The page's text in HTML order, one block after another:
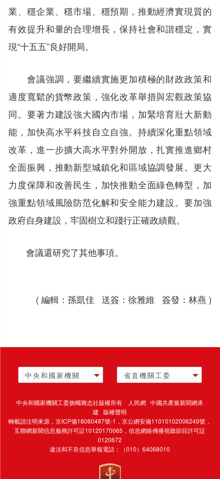
業、穩企業、穩市場、穩預期，推動經濟實現質的
有效提升和量的合理增長，保持社會和諧穩定，實
現“十五五”良好開局。
會議強調，要繼續實施更加積極的財政政策和
適度寬鬆的貨幣政策，強化改革舉措與宏觀政策協
同。要著力建設強大國內市場，加緊培育壯大新動
能，加快高水平科技自立自強。持續深化重點領域
改革，進一步擴大高水平對外開放，扎實推進鄉村
全面振興，推動新型城鎮化和區域協調發展。更大
力度保障和改善民生，加快推動全面綠色轉型，加
強重點領域風險防范化解和安全能力建設。要加強
政府自身建設，牢固樹立和踐行正確政績觀。
會議還研究了其他事項。
( 編輯：孫凱佳 送簽：徐雅維 簽發：林燕 )
中央和國家機關 省直機關工委
中央和國家機關工委旗幟雜志社版權所有 人民網 中國共產黨新聞網承
建 版權聲明
轉載請注明來源，京ICP備18060497號-1 ，京公網安備11010102006249號，
互聯網新聞信息服務許可証10120170065，信息網絡傳播視聽節目許可証
0120672
違法和不良信息舉報電話：（010）64068010